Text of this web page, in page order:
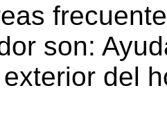
son:
del